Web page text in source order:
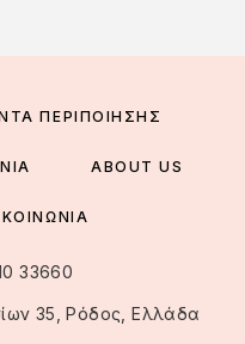
ΠΕΡΙΠΟΙΗΣΗΣ
ABOUT US
33660
35, Ρόδος, Ελλάδα